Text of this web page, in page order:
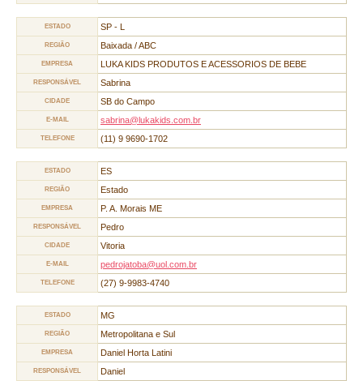
ESTADO SP - L
REGIÃO Baixada / ABC
EMPRESA LUKA KIDS PRODUTOS E ACESSORIOS DE BEBE
RESPONSÁVEL Sabrina
CIDADE SB do Campo
E-MAIL sabrina@lukakids.com.br
TELEFONE (11) 9 9690-1702
ESTADO ES
REGIÃO Estado
EMPRESA P. A. Morais ME
RESPONSÁVEL Pedro
CIDADE Vitoria
E-MAIL pedrojatoba@uol.com.br
TELEFONE (27) 9-9983-4740
ESTADO MG
REGIÃO Metropolitana e Sul
EMPRESA Daniel Horta Latini
RESPONSÁVEL Daniel